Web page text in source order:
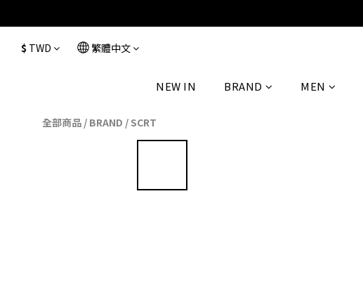
$ TWD 繁體中文
NEW IN BRAND MEN
全部商品 / BRAND / SCRT